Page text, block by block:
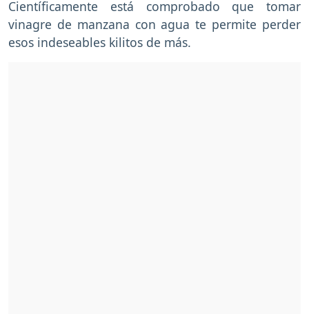
Científicamente está comprobado que tomar
vinagre de manzana con agua te permite perder
esos indeseables kilitos de más.